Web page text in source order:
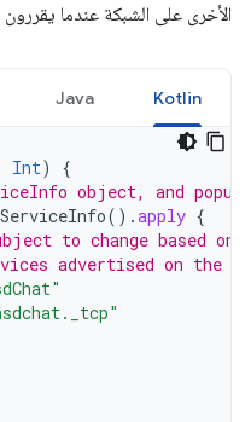
الأخرى على الشبكة عندما يقررون
Kotlin
Java
Int)
{
object, and
().apply {
to change based
advertised on the